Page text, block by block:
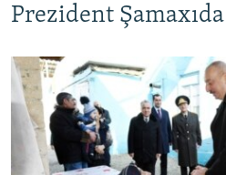
Axtarışa
QANUNI DOĞRU
ARAŞDIRMA
MULTIMEDIA
VIDEO
RADIO ARXIV
Prezident